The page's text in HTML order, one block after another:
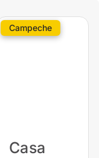
Campeche
Casa